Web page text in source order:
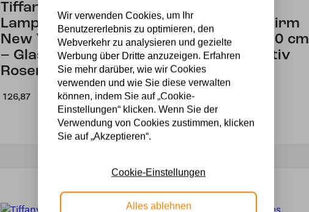
Tiffany
Lampenschirm
New York 20 cm
– Glasdesign mit
Rosenmotiv
126,87
Lampenschirm
New York 30 cm
– Rosenmotiv
Glaslampe
205,55
Wir verwenden Cookies, um Ihr
Benutzererlebnis zu optimieren, den
Webverkehr zu analysieren und gezielte
Werbung über Dritte anzuzeigen. Erfahren
Sie mehr darüber, wie wir Cookies
verwenden und wie Sie diese verwalten
können, indem Sie auf „Cookie-
Einstellungen“ klicken. Wenn Sie der
Verwendung von Cookies zustimmen, klicken
Sie auf „Akzeptieren“.
Cookie-Einstellungen
Alles ablehnen